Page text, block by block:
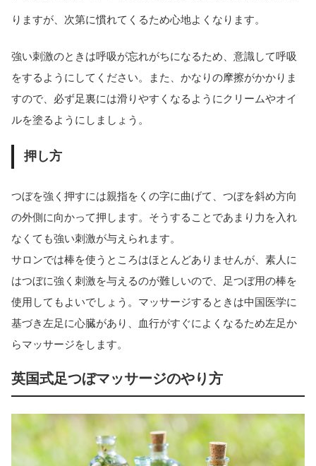
りますが、次第に慣れてくるため心地よくなります。
強い刺激のときは呼吸が忘れがちになるため、意識して呼吸
をするようにしてください。また、かなりの摩擦がかかりま
すので、必ず足裏には滑りやすくなるようにクリームやオイ
ルを塗るようにしましょう。
押し方
つぼを強く押すには親指をくの字に曲げて、つぼを斜め方向
の外側に向かって押します。そうすることであまり力を入れ
なくても強い刺激が与えられます。
サロンでは棒を使うところはほとんどありませんが、素人に
はつぼに強く刺激を与えるのが難しいので、足つぼ用の棒を
使用してもよいでしょう。マッサージするときは中国医学に
基づき左足に心臓があり、血行がすぐによくなるため左足か
らマッサージをします。
英国式足つぼマッサージのやり方